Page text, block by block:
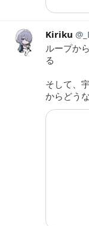
Kiriku
ループか
る
そして、
からどう